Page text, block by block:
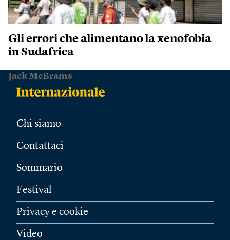
Gli errori che alimentano la xenofobia
in Sudafrica
Jack McBrams
Chi siamo
Contattaci
Sommario
Festival
Privacy e cookie
Video